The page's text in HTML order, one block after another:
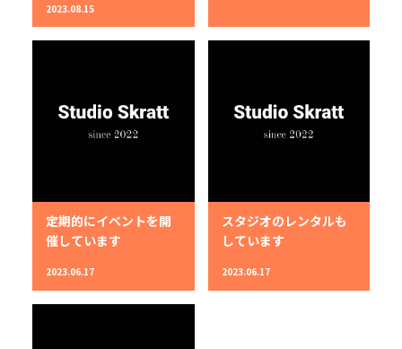
2023.08.15
定期的にイベントを開
催しています
2023.06.17
スタジオのレンタルも
しています
2023.06.17